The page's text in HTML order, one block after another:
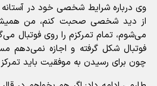
وی درباره شرایط شخصی خود در
از دید شخصی صحبت کنم، من
می‌شوم، تمام تمرکزم را روی فوتبال
فوتبال شکل گرفته و اجازه نمی‌دهم
چون برای رسیدن به موفقیت باید